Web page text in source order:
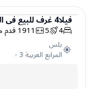
فيلا
فيلا4غرفللبيعفي
4
5
1911قدم
بلس
المرابع العربية 3 -